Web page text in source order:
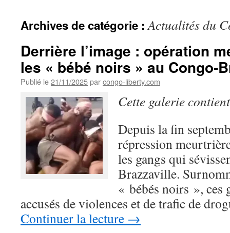
Archives de catégorie :Actualités du
Derrière l’image : opération
les « bébé noirs » au Congo-
Publié le21/11/2025parcongo-liberty.com
Cette galerie
Depuis la fin
répression
les gangs qui
Brazzaville.
« bébés noirs », ces
accusés de violences et de trafic de
Continuer la lecture →